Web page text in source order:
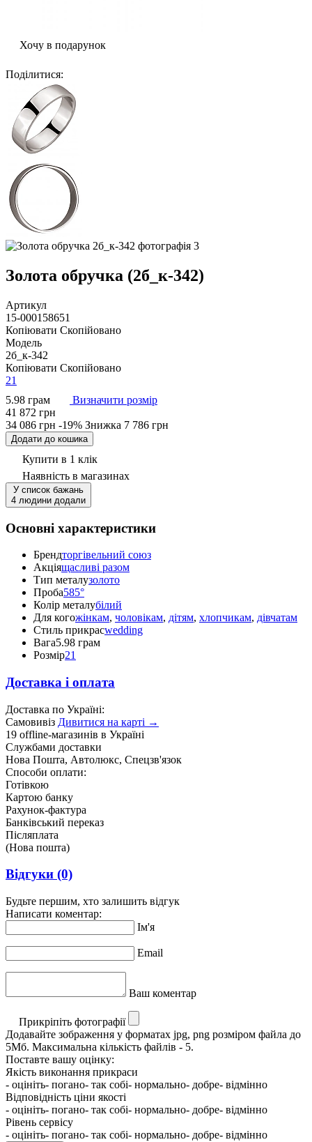
Хочу в подарунок
Поділитися:
Золота обручка (2б_к-342)
Артикул
15-000158651
Копіювати Скопійовано
Модель
2б_к-342
Копіювати Скопійовано
21
5.98 грам
Визначити розмір
41 872 грн
34 086 грн -19% Знижка 7 786 грн
Додати до кошика
Купити в 1 клік
Наявність в магазинах
У список бажань
4 людини додали
Основні характеристики
Брендторгівельний союз
Акціящасливі разом
Тип металузолото
Проба585°
Колір металубілий
Для когожінкам, чоловікам, дітям, хлопчикам, дівчатам
Стиль прикрасwedding
Вага5.98 грам
Розмір21
Доставка і оплата
Доставка по Україні:
Самовивіз Дивитися на карті →
19 offline-магазинів в Україні
Службами доставки
Нова Пошта, Автолюкс, Спецзв'язок
Способи оплати:
Готівкою
Картою банку
Рахунок-фактура
Банківський переказ
Післяплата
(Нова пошта)
Відгуки (0)
Будьте першим, хто залишить відгук
Написати коментар:
Ім'я
Email
Ваш коментар
Прикріпіть фотографії
Додавайте зображення у форматах jpg, png розміром файла до
5Мб. Максимальна кількість файлів - 5.
Поставте вашу оцінку:
Якість виконання прикраси
- оцініть- погано- так собі- нормально- добре- відмінно
Відповідність ціни якості
- оцініть- погано- так собі- нормально- добре- відмінно
Рівень сервісу
- оцініть- погано- так собі- нормально- добре- відмінно